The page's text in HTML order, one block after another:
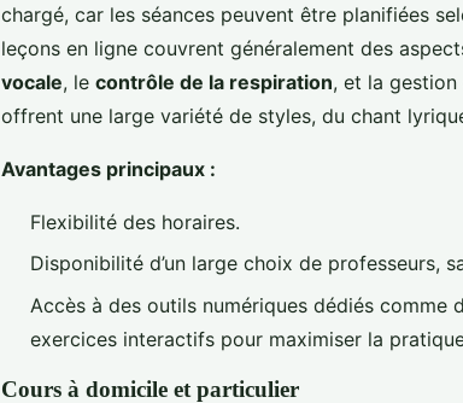
chargé, car les séances peuvent être planifiées
leçons en ligne couvrent généralement des
vocale, le contrôle de la respiration, et la
offrent une large variété de styles, du chant
Avantages principaux :
Flexibilité des horaires.
Disponibilité d’un large choix de professeurs,
Accès à des outils numériques dédiés comme
exercices interactifs pour maximiser la
Cours à domicile et particulier